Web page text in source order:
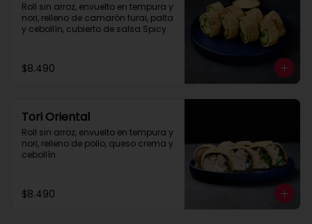
Roll sin arroz, envuelto en tempura y
nori, relleno de camarón furai, palta
y cebollín, cubierto de salsa Spicy.
$8.490
Tori Oriental
Roll sin arroz, envuelto en tempura y
nori, relleno de pollo, queso crema y
cebollín.
$8.490